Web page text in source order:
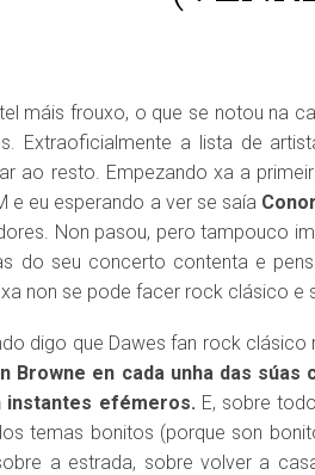
máis frouxo, o que se notou na
Extraoficialmente a lista de
ao resto. Empezando xa a
eu esperando a ver se saía
Non pasou, pero tampouco
do seu concerto contenta e
non se pode facer rock clásico e
digo que Dawes fan rock clásico
Browne en cada unha das súas
instantes efémeros. E, sobre
temas bonitos (porque son
a estrada, sobre volver a